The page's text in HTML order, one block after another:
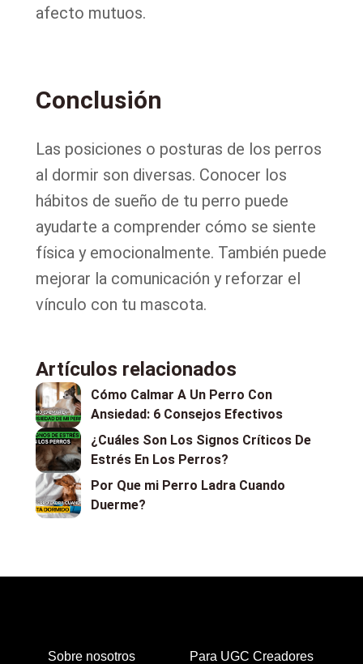
afecto mutuos.
Conclusión
Las posiciones o posturas de los perros
al dormir son diversas. Conocer los
hábitos de sueño de tu perro puede
ayudarte a comprender cómo se siente
física y emocionalmente. También puede
mejorar la comunicación y reforzar el
vínculo con tu mascota.
Artículos relacionados
Cómo Calmar A Un Perro Con
Ansiedad: 6 Consejos Efectivos
¿Cuáles Son Los Signos Críticos De
Estrés En Los Perros?
Por Que mi Perro Ladra Cuando
Duerme?
Sobre nosotros Para UGC Creadores